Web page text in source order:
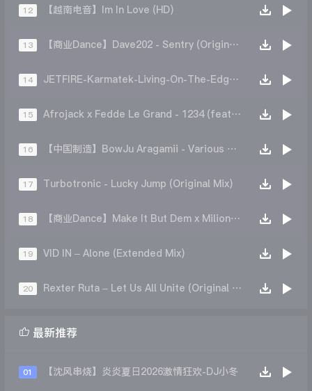
12 【越南电音】Im In Love (HD)
13 【商业Dance】Dave202 - Sentry (Original Club Mix)
14 JETFIRE-Karmatek-Living-On-The-Edge(Extended-Mix)
15 Afrojack x Fedde Le Grand - 1234 (feat. MC Ambush) (Extended Mix)
16 【中国制造】BowJu Aragamii - Various Artists-Leon on（Aragamii remix）
17 Turbotronic - Lucky Jump (Original Mix)
18 【商业Dance】Make It But Dem x Milions（FLIP 2021Mix）
19 VID IN – Alone (Extended Mix)
20 Rexter Ruta – Let Us All Unite (Original Mix)
 最新推荐
01 【沈风串烧】炎炎夏日2026激情狂欢-DJ小冬